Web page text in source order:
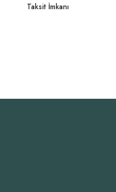
Taksit İmkanı